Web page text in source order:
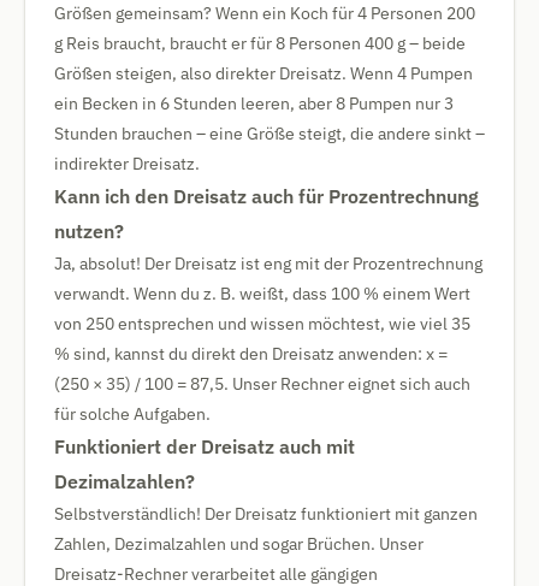
Größen gemeinsam? Wenn ein Koch für 4 Personen 200
g Reis braucht, braucht er für 8 Personen 400 g – beide
Größen steigen, also direkter Dreisatz. Wenn 4 Pumpen
ein Becken in 6 Stunden leeren, aber 8 Pumpen nur 3
Stunden brauchen – eine Größe steigt, die andere sinkt –
indirekter Dreisatz.
Kann ich den Dreisatz auch für Prozentrechnung
nutzen?
Ja, absolut! Der Dreisatz ist eng mit der Prozentrechnung
verwandt. Wenn du z. B. weißt, dass 100 % einem Wert
von 250 entsprechen und wissen möchtest, wie viel 35
% sind, kannst du direkt den Dreisatz anwenden: x =
(250 × 35) / 100 = 87,5. Unser Rechner eignet sich auch
für solche Aufgaben.
Funktioniert der Dreisatz auch mit
Dezimalzahlen?
Selbstverständlich! Der Dreisatz funktioniert mit ganzen
Zahlen, Dezimalzahlen und sogar Brüchen. Unser
Dreisatz-Rechner verarbeitet alle gängigen